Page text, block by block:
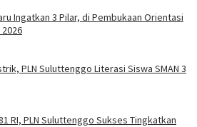
Ingatkan 3 Pilar, di Pembukaan Orientasi
PLN Suluttenggo Literasi Siswa SMAN 3
RI, PLN Suluttenggo Sukses Tingkatkan